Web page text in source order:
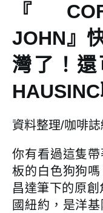
『
JOHN』
灣了！
資料整理/咖啡
你有看過這隻
板的白色狗狗
昌達筆下的原
國紐約，是洋